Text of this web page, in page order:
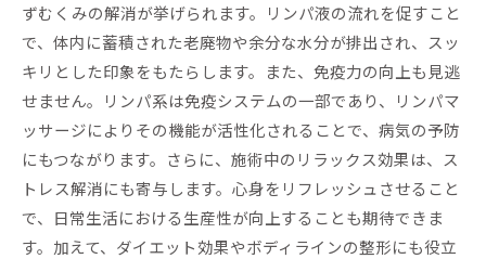
ずむくみの解消が挙げられます。リンパ液の流れを促すこと
で、体内に蓄積された老廃物や余分な水分が排出され、スッ
キリとした印象をもたらします。また、免疫力の向上も見逃
せません。リンパ系は免疫システムの一部であり、リンパマ
ッサージによりその機能が活性化されることで、病気の予防
にもつながります。さらに、施術中のリラックス効果は、ス
トレス解消にも寄与します。心身をリフレッシュさせること
で、日常生活における生産性が向上することも期待できま
す。加えて、ダイエット効果やボディラインの整形にも役立